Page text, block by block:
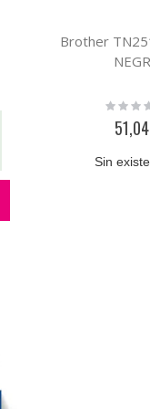
Brother
Rating:
Sin